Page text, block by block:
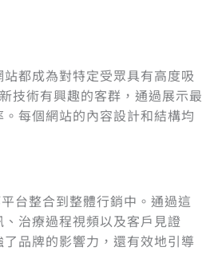
都成為對特定受眾具有高度吸
技術有興趣的客群，通過展示最
每個網站的內容設計和結構均
台整合到整體行銷中。通過這
治療過程視頻以及客戶見證
品牌的影響力，還有效地引導